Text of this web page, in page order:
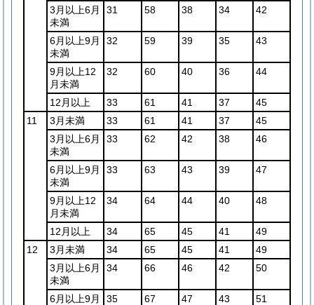
3月以上6月
未満
31 58 38 34 42
6月以上9月
未満
32 59 39 35 43
9月以上12
月未満
32 60 40 36 44
12月以上 33 61 41 37
45
11
3月未満 33 61 41 37
45
3月以上6月
未満
33 62 42 38 46
6月以上9月
未満
33 63 43 39 47
9月以上12
月未満
34 64 44 40 48
12月以上 34 65 45 41
49
12
3月未満 34 65 45 41
49
3月以上6月
未満
34 66 46 42 50
6月以上9月
35 67 47 43 51